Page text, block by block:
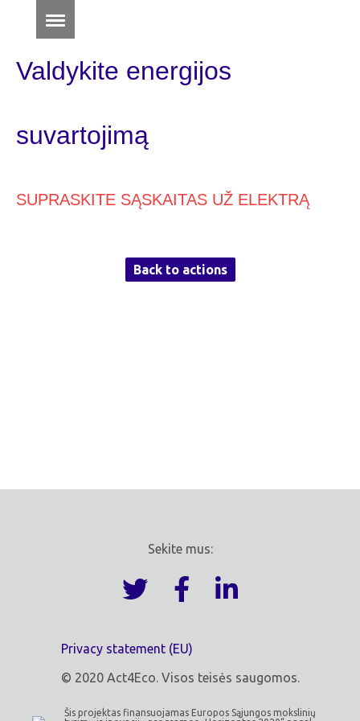
Valdykite energijos
suvartojimą
SUPRASKITE SĄSKAITAS UŽ ELEKTRĄ
Back to actions
Šis projektas finansuojamas Europos Sąjungos mokslinių
Sekite mus:
Privacy statement (EU)
© 2020 Act4Eco. Visos teisės saugomos.